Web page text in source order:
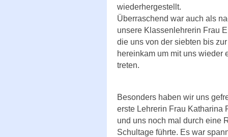
wiederhergestellt.
Überraschend war auch als
unsere Klassenlehrerin Frau
die uns von der siebten bis
hereinkam um mit uns wieder
treten.
Besonders haben wir uns
erste Lehrerin Frau Katharina
und uns noch mal durch eine
Schultage führte. Es war